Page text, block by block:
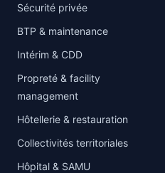
Sécurité privée
BTP & maintenance
Intérim & CDD
Propreté & facility
management
Hôtellerie & restauration
Collectivités territoriales
Hôpital & SAMU